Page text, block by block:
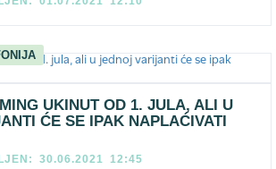
UKINUT OD 1. JULA, ALI U
ĆE SE IPAK NAPLAĆIVATI
30.06.2021 12:45